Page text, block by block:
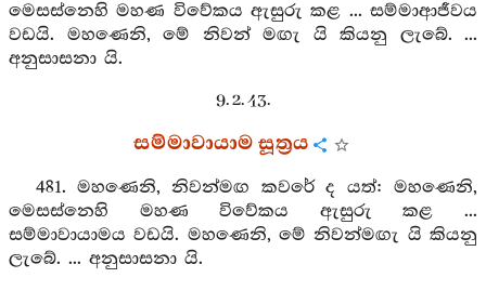
මෙසස්නෙහි මහණ විවේකය ඇසුරු කළ ... සම්මාආජීවය
වඩයි. මහණෙනි, මේ නිවන් මඟැ යි කියනු ලැබේ. ...
අනුසාසනා යි.
9. 2. 43.
සම්මාවායාම සූත්‍රය
481. මහණෙනි, නිවන්මඟ කවරේ ද යත්: මහණෙනි,
මෙසස්නෙහි මහණ විවේකය ඇසුරු කළ ...
සම්මාවායාමය වඩයි. මහණෙනි, මේ නිවන්මඟැ යි කියනු
ලැබේ. ... අනුසාසනා යි.